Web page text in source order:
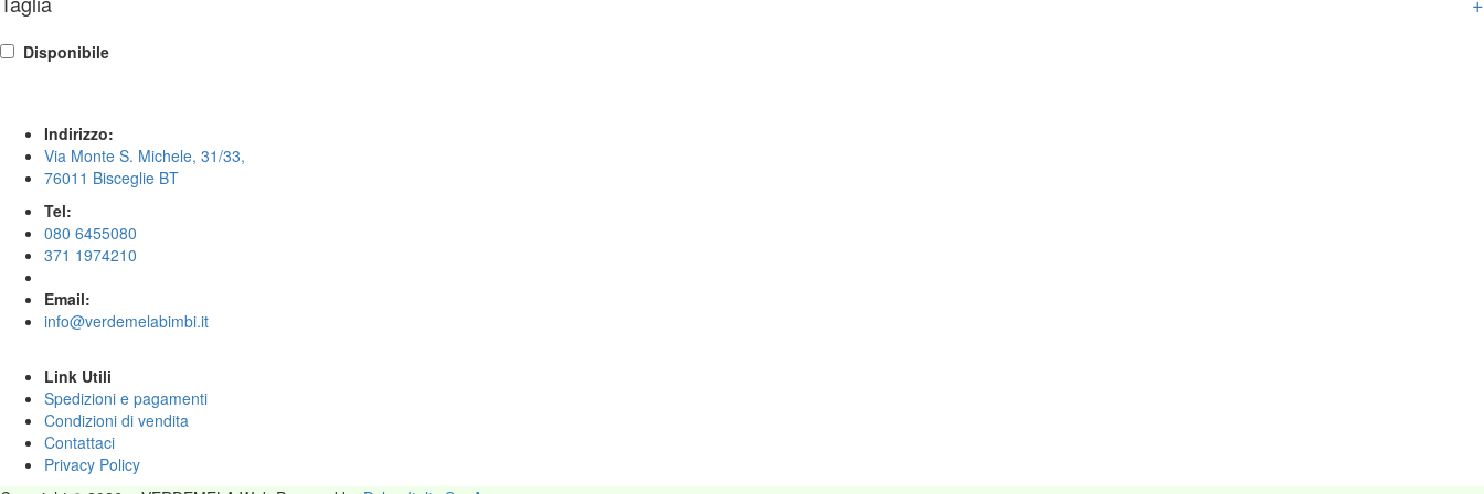
Disponibile
Indirizzo:
Via Monte S. Michele, 31/33,
76011 Bisceglie BT
Tel:
080 6455080
371 1974210
Email:
info@verdemelabimbi.it
Link Utili
Spedizioni e pagamenti
Condizioni di vendita
Contattaci
Privacy Policy